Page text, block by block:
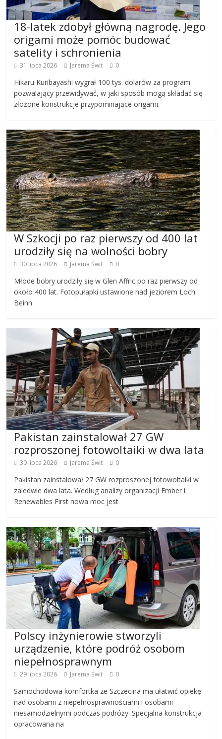
18-latek zdobył główną nagrodę. Jego
origami może pomóc budować
satelity i schronienia
31 lipca 2026 Jarema Świt 0
Hikaru Kuribayashi wygrał 100 tys. dolarów za program
pozwalający przewidywać, w jaki sposób mogą składać się
złożone konstrukcje przypominające origami.
W Szkocji po raz pierwszy od 400 lat
urodziły się na wolności bobry
30 lipca 2026 Jarema Świt 0
Młode bobry urodziły się w Glen Affric po raz pierwszy od
około 400 lat. Fotopułapki ustawione nad jeziorem Loch
Beinn
Pakistan zainstalował 27 GW
rozproszonej fotowoltaiki w dwa lata
30 lipca 2026 Jarema Świt 0
Pakistan zainstalował 27 GW rozproszonej fotowoltaiki w
zaledwie dwa lata. Według analizy organizacji Ember i
Renewables First nowa moc jest
Polscy inżynierowie stworzyli
urządzenie, które podróż osobom
niepełnosprawnym
29 lipca 2026 Jarema Świt 0
Samochodowa komfortka ze Szczecina ma ułatwić opiekę
nad osobami z niepełnosprawnościami i osobami
niesamodzielnymi podczas podróży. Specjalna konstrukcja
opracowana na